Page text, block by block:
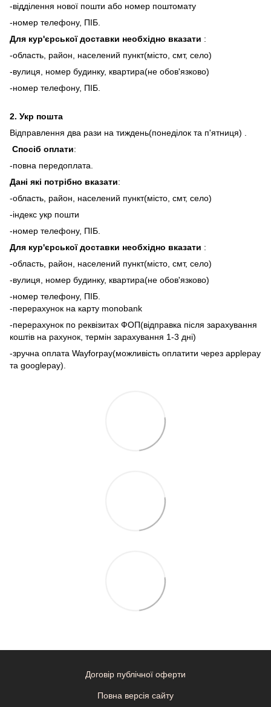
-відділення нової пошти або номер поштомату
-номер телефону, ПІБ.
Для кур'єрської доставки необхідно вказати :
-область, район, населений пункт(місто, смт, село)
-вулиця, номер будинку, квартира(не обов'язково)
-номер телефону, ПІБ.
2. Укр пошта
Відправлення два рази на тиждень(понеділок та п'ятниця) .
Спосіб оплати:
-повна передоплата.
Дані які потрібно вказати:
-область, район, населений пункт(місто, смт, село)
-індекс укр пошти
-номер телефону, ПІБ.
Для кур'єрської доставки необхідно вказати :
-область, район, населений пункт(місто, смт, село)
-вулиця, номер будинку, квартира(не обов'язково)
-номер телефону, ПІБ.
-перерахунок на карту monobank
-перерахунок по реквізитах ФОП(відправка після зарахування
коштів на рахунок, термін зарахування 1-3 дні)
-зручна оплата Wayforpay(можливість оплатити через applepay
та googlepay).
Договір публічної оферти
Повна версія сайту